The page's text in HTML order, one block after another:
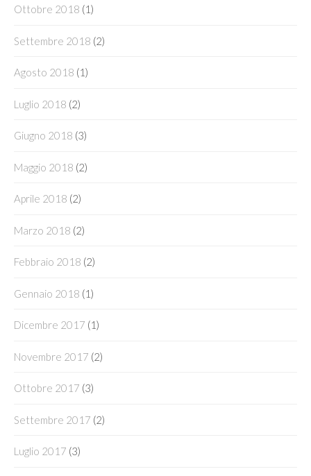
Ottobre 2018 (1)
Settembre 2018 (2)
Agosto 2018 (1)
Luglio 2018 (2)
Giugno 2018 (3)
Maggio 2018 (2)
Aprile 2018 (2)
Marzo 2018 (2)
Febbraio 2018 (2)
Gennaio 2018 (1)
Dicembre 2017 (1)
Novembre 2017 (2)
Ottobre 2017 (3)
Settembre 2017 (2)
Luglio 2017 (3)